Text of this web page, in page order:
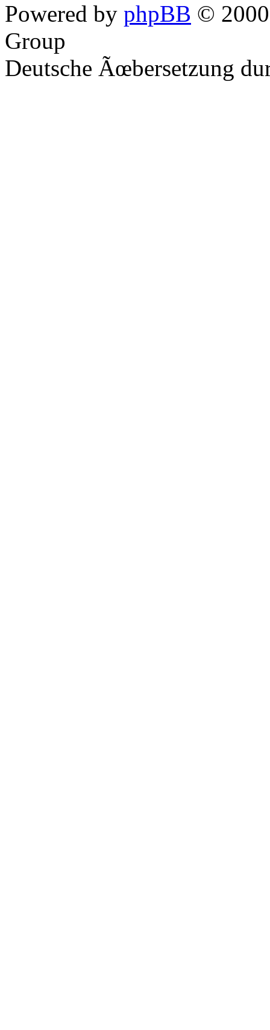
Powered by phpBB ©
Group
Deutsche Ãœbersetzung